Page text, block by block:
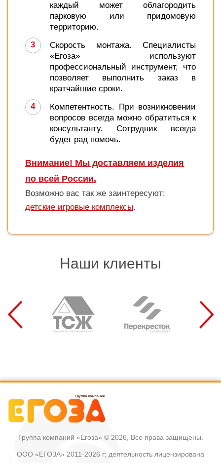
каждый может облагородить
парковую или придомовую
территорию.
Скорость монтажа. Специалисты
«Егоза» используют
профессиональный инструмент, что
позволяет выполнить заказ в
кратчайшие сроки.
Компетентность. При возникновении
вопросов всегда можно обратиться к
консультанту. Сотрудник всегда
будет рад помочь.
Внимание! Мы доставляем изделия
по всей России.
Возможно вас так же заинтересуют:
детские игровые комплексы.
Наши клиенты
Группа компаний «Егоза» © 2026, Все права защищены.
ООО «ЕГОЗА» 2011-2026 г; деятельность лицензирована